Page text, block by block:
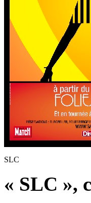
SLC
« SLC »,